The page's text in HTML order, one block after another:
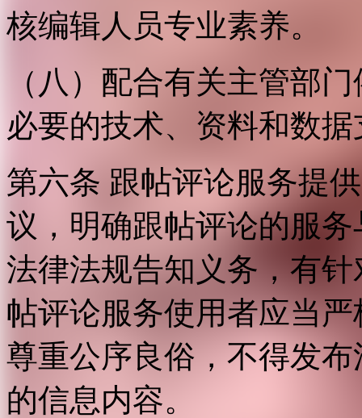
核编辑人员专业素养。
（八）配合有关主管部
必要的技术、资料和数
第六条 跟帖评论服务提
议，明确跟帖评论的服
法律法规告知义务，有
帖评论服务使用者应当
尊重公序良俗，不得发
的信息内容。